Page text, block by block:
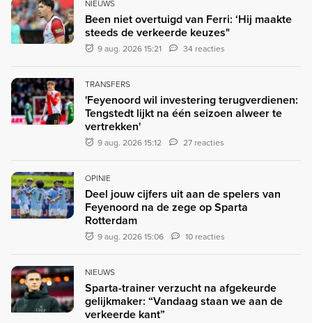
NIEUWS
Been niet overtuigd van Ferri: ‘Hij maakte
steeds de verkeerde keuzes"
9 aug. 2026 15:21 34 reacties
TRANSFERS
'Feyenoord wil investering terugverdienen:
Tengstedt lijkt na één seizoen alweer te
vertrekken'
9 aug. 2026 15:12 27 reacties
OPINIE
Deel jouw cijfers uit aan de spelers van
Feyenoord na de zege op Sparta
Rotterdam
9 aug. 2026 15:06 10 reacties
NIEUWS
Sparta-trainer verzucht na afgekeurde
gelijkmaker: “Vandaag staan we aan de
verkeerde kant”